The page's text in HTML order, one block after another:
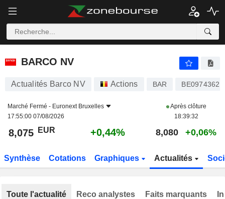
BARCO NV
BARCO NV
Actualités Barco NV Actions BAR
Marché Fermé - Euronext Bruxelles
17:55:00 07/08/2026
Après clôture
18:39:32
8,075 EUR +0,44% 8,080 +0,06%
Synthèse Cotations Graphiques Actualités
Toute l'actualité Reco analystes Faits marquants